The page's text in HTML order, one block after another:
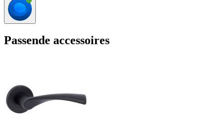
Passende accessoires